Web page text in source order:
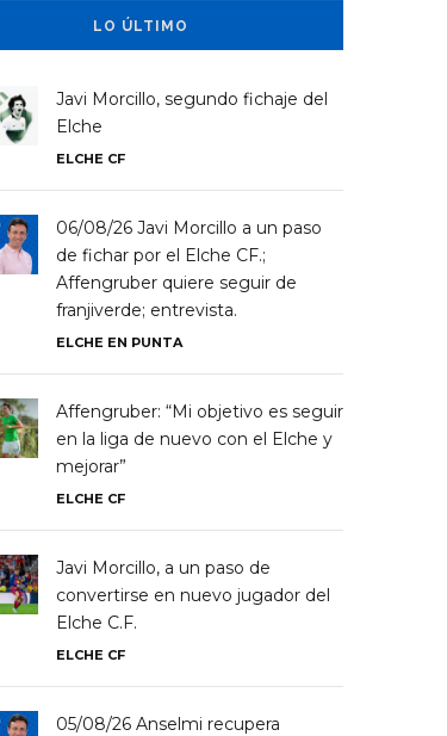
LO ÚLTIMO
Javi Morcillo, segundo fichaje del
Elche
ELCHE CF
06/08/26 Javi Morcillo a un paso
de fichar por el Elche CF.;
Affengruber quiere seguir de
franjiverde; entrevista.
ELCHE EN PUNTA
Affengruber: “Mi objetivo es seguir
en la liga de nuevo con el Elche y
mejorar”
ELCHE CF
Javi Morcillo, a un paso de
convertirse en nuevo jugador del
Elche C.F.
ELCHE CF
05/08/26 Anselmi recupera